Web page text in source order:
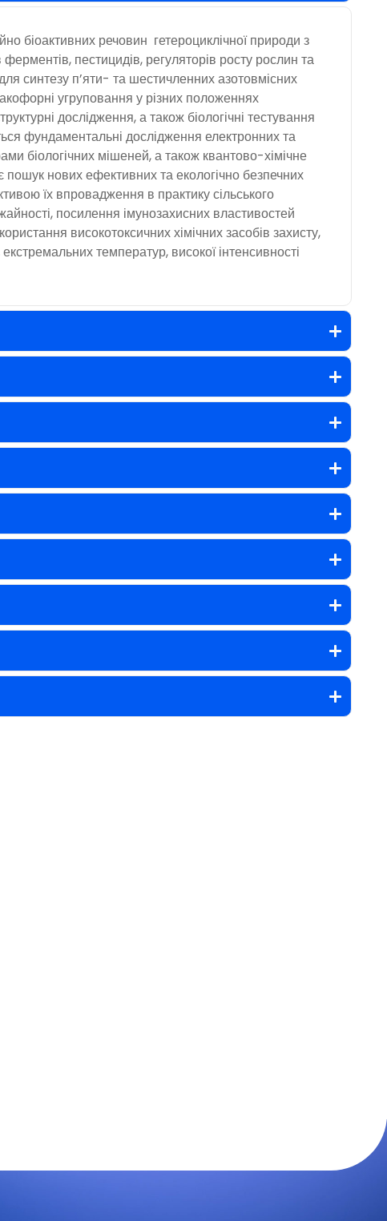
біоактивних речовин гетероциклічної природи з
пестицидів, регуляторів росту рослин та
синтезу п’яти- та шестичленних азотовмісних
угруповання у різних положеннях
дослідження, а також біологічні тестування
фундаментальні дослідження електронних та
біологічних мішеней, а також квантово-хімічне
нових ефективних та екологічно безпечних
їх впровадження в практику сільського
посилення імунозахисних властивостей
високотоксичних хімічних засобів захисту,
температур, високої інтенсивності